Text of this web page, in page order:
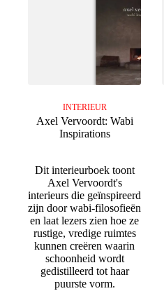
INTERIEUR
Axel Vervoordt: Wabi
Inspirations
Dit interieurboek toont
Axel Vervoordt's
interieurs die geïnspireerd
zijn door wabi-filosofieën
en laat lezers zien hoe ze
rustige, vredige ruimtes
kunnen creëren waarin
schoonheid wordt
gedistilleerd tot haar
puurste vorm.